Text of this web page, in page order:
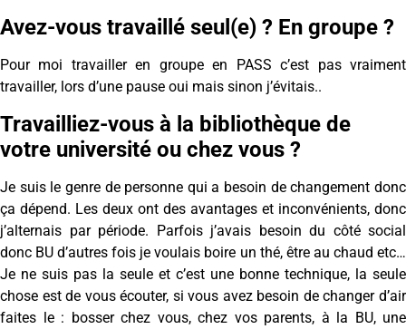
Avez-vous travaillé seul(e) ? En groupe ?
Pour moi travailler en groupe en PASS c’est pas vraiment
travailler, lors d’une pause oui mais sinon j’évitais..
Travailliez-vous à la bibliothèque de
votre université ou chez vous ?
Je suis le genre de personne qui a besoin de changement donc
ça dépend. Les deux ont des avantages et inconvénients, donc
j’alternais par période. Parfois j’avais besoin du côté social
donc BU d’autres fois je voulais boire un thé, être au chaud etc…
Je ne suis pas la seule et c’est une bonne technique, la seule
chose est de vous écouter, si vous avez besoin de changer d’air
faites le : bosser chez vous, chez vos parents, à la BU, une